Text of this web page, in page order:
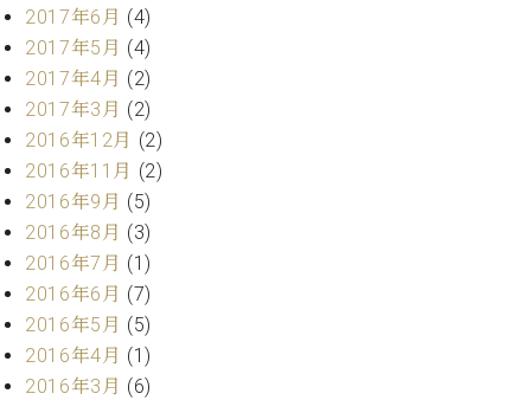
W.
ホ
フ
マ
ン
ヴ
ィ
ジ
ョ
ン
C.BECHSTEIN
Digital(ベ
ヒ
ご
挨
技
術
者
紹
介
展示
情報
【ユ
ーロ
ピア
ノ特
選中
2017年6月 (4)
2017年5月 (4)
2017年4月 (2)
2017年3月 (2)
2016年12月 (2)
2016年11月 (2)
2016年9月 (5)
2016年8月 (3)
2016年7月 (1)
2016年6月 (7)
2016年5月 (5)
2016年4月 (1)
2016年3月 (6)